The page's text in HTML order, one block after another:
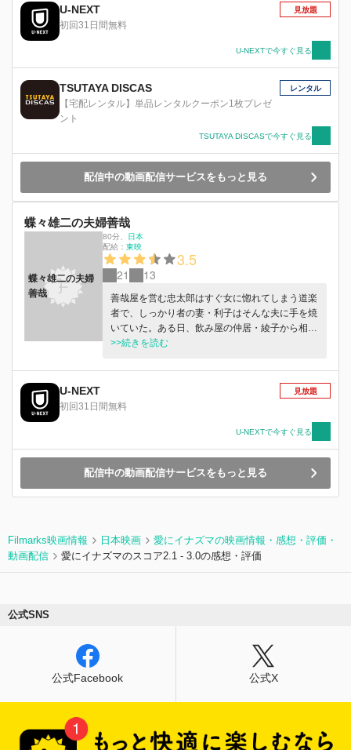
の上がん治療に必要な⾼額の費⽤を助けて欲しい
とすがってくる夫。障害のある彼⼥を結婚相⼿と
⽃）。パート先では癇癪持ちの客に⼤声で怒鳴ら
れる…。⾃分ではどうにも出来ない⾟苦が降りか
かる。依⼦は湧き起こる⿊い感情を、宗教にすが
り、必死に理性で押さえつけようとする。全てを
押し殺した依⼦の感情が爆発する時、映画は絶望
U-NEXT
初回31日間無料
見放題
U-NEXTで今すぐ見る
TSUTAYA DISCAS
【宅配レンタル】単品レンタルクーポン1枚プレゼ
ント
レンタル
TSUTAYA DISCASで今すぐ見る
配信中の動画配信サービスをもっと見る
蝶々雄二の夫婦善哉
蝶々雄二の夫婦
善哉
80分
日本
配給： 東映
3.5
21 13
善哉屋を営む忠太郎はすぐ女に惚れてしまう道楽
者で、しっかり者の妻・利子はそんな夫に手を焼
いていた。ある日、飲み屋の仲居・綾子から相談
を受けた忠太郎は、彼女に惹かれていく。綾子の
利子は…。
>>続きを読む
U-NEXT
初回31日間無料
見放題
U-NEXTで今すぐ見る
配信中の動画配信サービスをもっと見る
Filmarks映画情報 日本映画
愛にイナズマの映画情報・感想・評価・
動画配信
愛にイナズマのスコア2.1 - 3.0の感想・評価
公式SNS
公式Facebook 公式X